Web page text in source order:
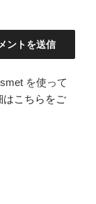
を使って
はこちらをご